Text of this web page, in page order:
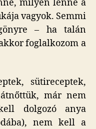
milyen lenne a
vagyok. Semmi
– ha talán
foglalkozom a
sütireceptek,
már nem
dolgozó anya
nem kell a